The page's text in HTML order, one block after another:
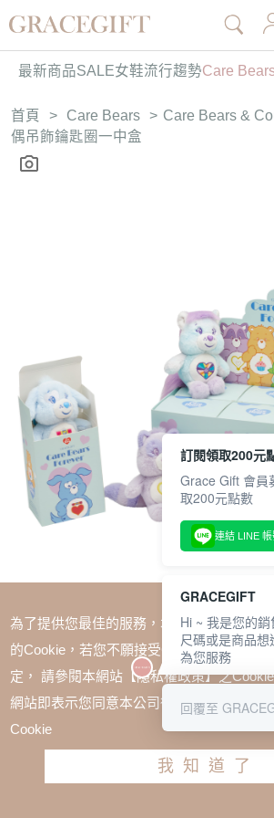
最新商品SALE女鞋流行趨勢Care
首頁 > Care Bears > Care Bears &
偶吊飾鑰匙圈一中盒
Care Bears & Cousins 稀有毛絨玩
為了提供您最佳的服務，本網站會在您的電
的Cookie，若您不願接受Cookie時應如何變
定， 請參閱本網站【隱私權政策】之
網站即表示您同意本公司得按本網站使用條
Cookie
我知道了
訂閱領取200元
Grace Gift 會
取200元點數
連結 LINE 帳
GRACEGIFT
Hi ~ 我是您的
尺碼或是商品
為您服務
回覆至